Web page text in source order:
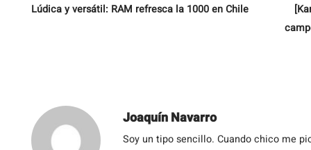
Lúdica y versátil: RAM refresca la 1000 en Chile
Joaquín Navarro
Soy un tipo sencillo. Cuando chico me